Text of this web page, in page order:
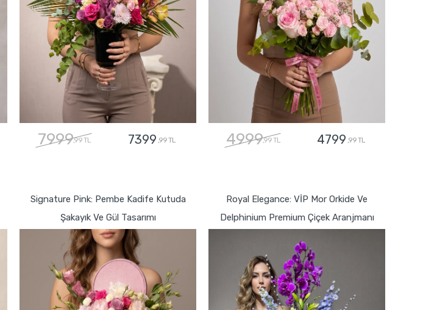
7999,99 TL 7399 ,99 TL 4999,99 TL 4799 ,99 TL
Signature Pink: Pembe Kadife Kutuda
Şakayık Ve Gül Tasarımı
Royal Elegance: VİP Mor Orkide Ve
Delphinium Premium Çiçek Aranjmanı